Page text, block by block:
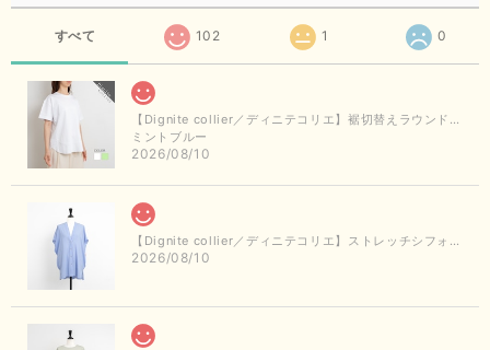
すべて 102 1 0
【Dignite collier／ディニテコリエ】裾切替えラウンドヘムTシャツ
ミントブルー
2026/08/10
【Dignite collier／ディニテコリエ】ストレッチシフォンシャツジャケット（サックス）
2026/08/10